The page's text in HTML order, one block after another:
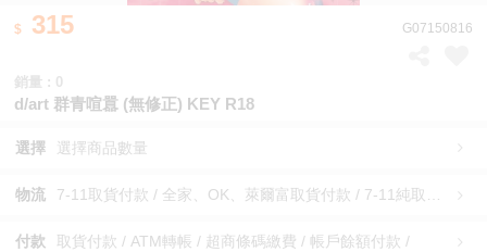
315 G07150816
銷量 : 0
d/art 群青喧囂 (無修正) KEY R18
選擇 選擇商品數量
物流
付款 取貨付款 / ATM轉帳 / 超商條碼繳費 / 帳戶餘額付款 /